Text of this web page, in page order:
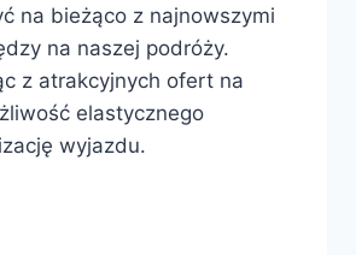
na bieżąco z najnowszymi
na naszej podróży.
z atrakcyjnych ofert na
elastycznego
wyjazdu.